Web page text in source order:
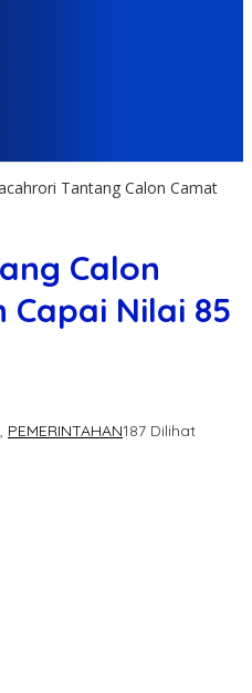
Tantang Calon Camat
Calon
Capai Nilai 85
, PEMERINTAHAN187 Dilihat